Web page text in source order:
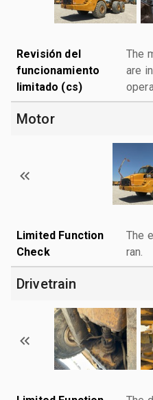
Revisión del
funcionamiento
limitado (cs)
The
are
Motor
Limited Function
Check
The
ran.
Drivetrain